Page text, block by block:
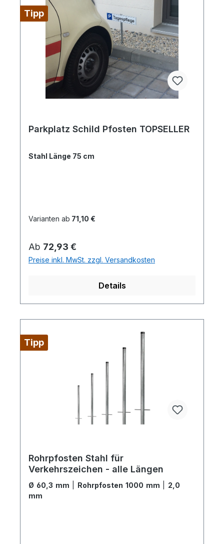
Tipp
Parkplatz Schild Pfosten TOPSELLER
Stahl Länge 75 cm
Varianten ab 71,10 €
Regulärer Preis:
Ab 72,93 €
Preise inkl. MwSt. zzgl. Versandkosten
Details
Tipp
Rohrpfosten Stahl für
Verkehrszeichen - alle Längen
Ø 60,3 mm Rohrpfosten 1000 mm
2,0
mm